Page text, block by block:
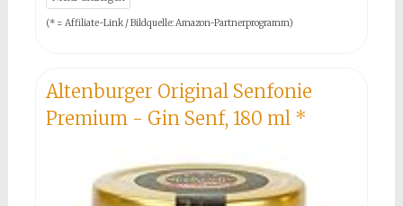
(* = Affiliate-Link / Bildquelle: Amazon-Partnerprogramm)
Altenburger Original Senfonie
Premium - Gin Senf, 180 ml *